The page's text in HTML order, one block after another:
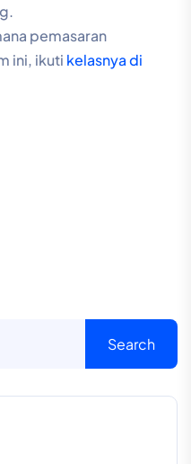
pemasaran
ini, ikuti kelasnya di
Search